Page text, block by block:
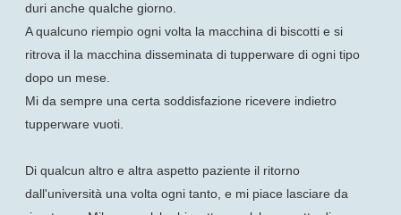
duri anche qualche giorno.
A qualcuno riempio ogni volta la macchina di biscotti e si
ritrova il la macchina disseminata di tupperware di ogni tipo
dopo un mese.
Mi da sempre una certa soddisfazione ricevere indietro
tupperware vuoti.
Di qualcun altro e altra aspetto paziente il ritorno
dall'università una volta ogni tanto, e mi piace lasciare da